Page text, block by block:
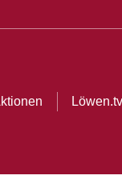
Löwen.tv
Löwen.tv